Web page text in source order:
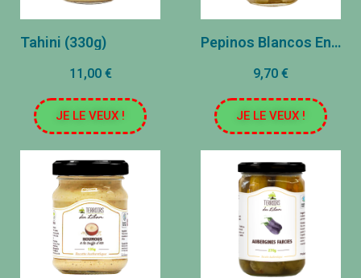
Tahini (330g)
11,00 €
JE LE VEUX !
Pepinos Blancos Encurtidos (350g)
9,70 €
JE LE VEUX !